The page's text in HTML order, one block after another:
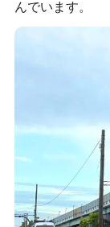
んでいます。